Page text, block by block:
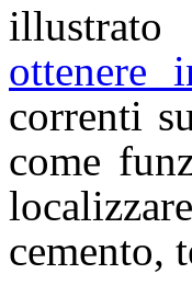
ottenere
correnti
come
cemento,